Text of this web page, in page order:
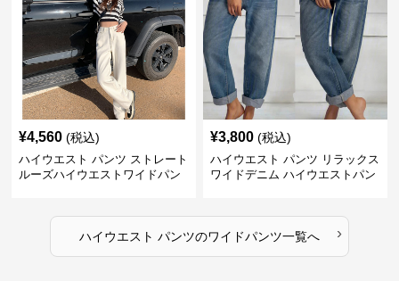
¥4,560 (税込)
ハイウエスト パンツ ストレート
ルーズハイウエストワイドパン
¥3,800 (税込)
ハイウエスト パンツ リラックス
ワイドデニム ハイウエストパン
ハイウエスト パンツのワイドパンツ一覧へ ›